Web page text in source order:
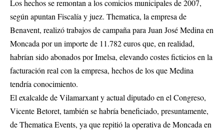
Los hechos se remontan a los comicios municipales de 2007,
según apuntan Fiscalía y juez. Thematica, la empresa de
Benavent, realizó trabajos de campaña para Juan José Medina en
Moncada por un importe de 11.782 euros que, en realidad,
habrían sido abonados por Imelsa, elevando costes ficticios en la
facturación real con la empresa, hechos de los que Medina
tendría conocimiento.
El exalcalde de Vilamarxant y actual diputado en el Congreso,
Vicente Betoret, también se habría beneficiado, presuntamente,
de Thematica Events, ya que repitió la operativa de Moncada en